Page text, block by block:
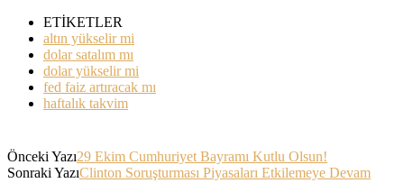
ETİKETLER
altın yükselir mi
dolar satalım mı
dolar yükselir mi
fed faiz artıracak mı
haftalık takvim
Önceki Yazı29 Ekim Cumhuriyet Bayramı Kutlu Olsun!
Sonraki YazıClinton Soruşturması Piyasaları Etkilemeye Devam